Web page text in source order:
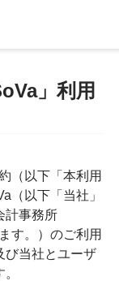
」利用
（以下「本利用
（以下「当社」
計事務所
す。）のご利用
び当社とユーザ